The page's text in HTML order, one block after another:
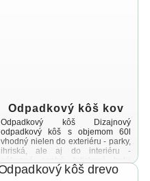
Odpadkový kôš kov
Odpadkový kôš Dizajnový
odpadkový kôš s objemom 60l
vhodný nielen do exteriéru - parky,
ihriská, ale aj do interiéru -
vstupné ...